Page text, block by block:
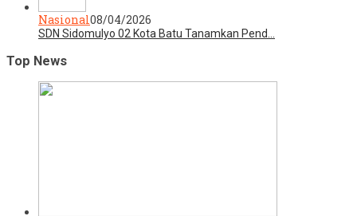
Nasional08/04/2026
SDN Sidomulyo 02 Kota Batu Tanamkan Pend…
Top News